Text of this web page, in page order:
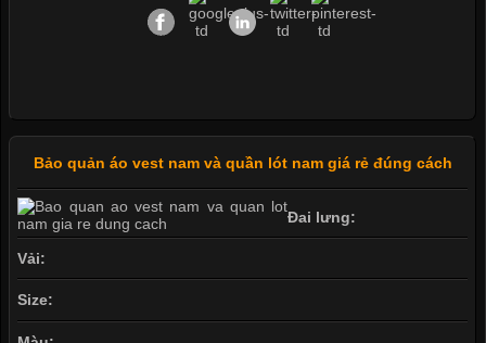
Bảo quản áo vest nam và quần lót nam giá rẻ đúng cách
Đai lưng:
Vải:
Size: